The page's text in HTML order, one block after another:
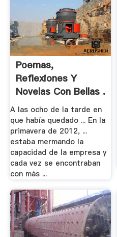
Poemas,
Reflexiones Y
Novelas Con Bellas .
A las ocho de la tarde en
que había quedado ... En la
primavera de 2012, ...
estaba mermando la
capacidad de la empresa y
cada vez se encontraban
con más ...